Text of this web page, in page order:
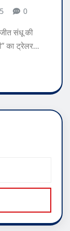
0
संधू की
का ट्रेलर…